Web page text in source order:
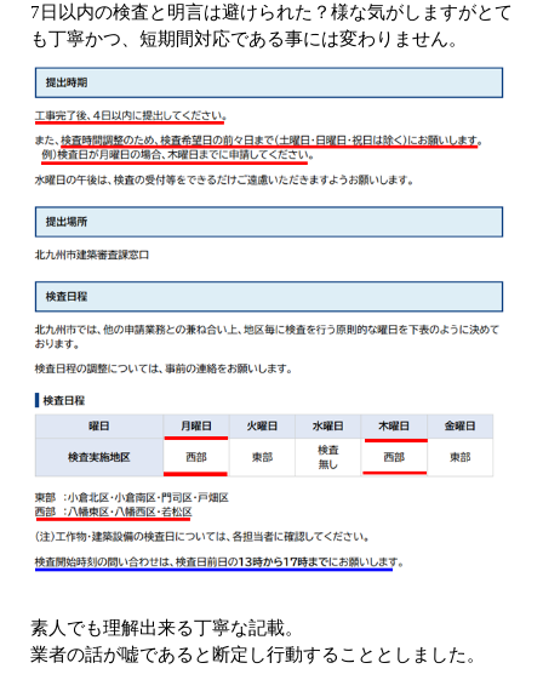
7日以内の検査と明言は避けられた？様な気がしますがとて
も丁寧かつ、短期間対応である事には変わりません。
素人でも理解出来る丁寧な記載。
業者の話が嘘であると断定し行動することとしました。